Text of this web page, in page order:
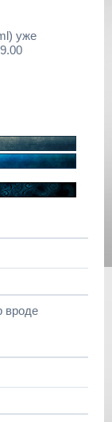
уже
вроде